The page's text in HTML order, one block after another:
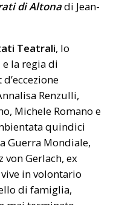
di Altonadi Jean-
Teatrali, lo
e la regia di
Renzulli,
Michele Romano e
quindici
Guerra Mondiale,
von Gerlach, ex
in volontario
di famiglia,